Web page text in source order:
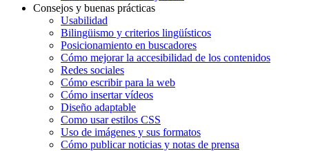
Consejos y buenas prácticas
Usabilidad
Bilingüismo y criterios lingüísticos
Posicionamiento en buscadores
Cómo mejorar la accesibilidad de los contenidos
Redes sociales
Cómo escribir para la web
Cómo insertar vídeos
Diseño adaptable
Como usar estilos CSS
Uso de imágenes y sus formatos
Cómo publicar noticias y notas de prensa